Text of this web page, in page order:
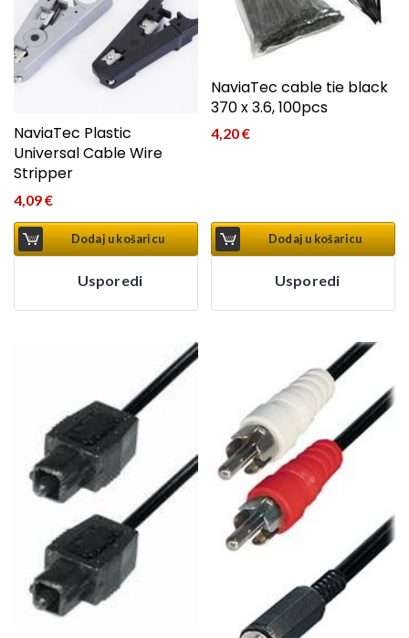
NaviaTec Plastic
Universal Cable Wire
Stripper
4,09€
Dodaj u košaricu
Usporedi
NaviaTec cable tie black
370 x 3.6, 100pcs
4,20€
Dodaj u košaricu
Usporedi